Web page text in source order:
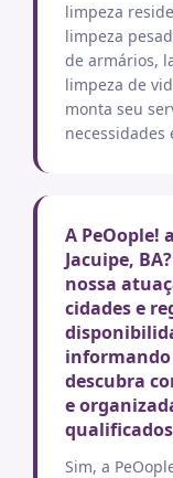
limpeza
limpeza
de armários,
limpeza de
monta seu
necessidades
A PeOople!
Jacuipe,
nossa
cidades e
informando
descubra
e
Sim, a